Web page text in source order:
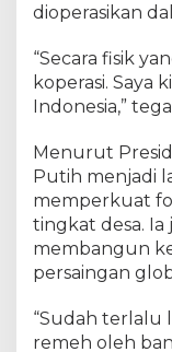
dioperasikan
“Secara fisik
koperasi. Saya
Indonesia,”
Menurut
Putih menjadi
memperkuat
tingkat desa.
membangun
persaingan
“Sudah terlalu
remeh oleh